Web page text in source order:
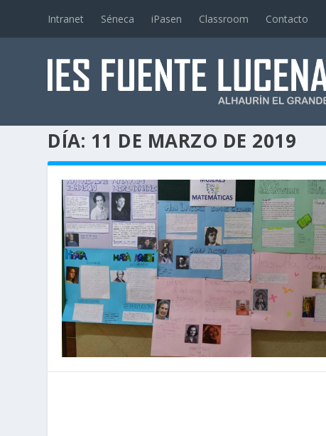
Intranet Séneca iPasen Classroom Contacto
DÍA: 11 DE MARZO DE 2019